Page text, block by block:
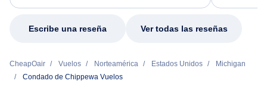
my issue.
Escribe una reseña Ver todas las reseñas
CheapOair Vuelos Norteamérica Estados Unidos
Michigan
Condado de Chippewa Vuelos